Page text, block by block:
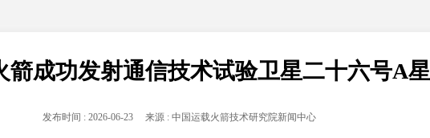
箭成功发射通信技术试验卫星二十六号A星
发布时间 : 2026-06-23 来源 : 中国运载火箭技术研究院新闻中心